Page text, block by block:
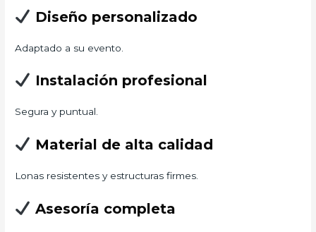
Diseño personalizado
Adaptado a su evento.
Instalación profesional
Segura y puntual.
Material de alta calidad
Lonas resistentes y estructuras firmes.
Asesoría completa